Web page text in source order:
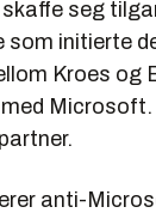
seg
initierte
Kroes og
anti-